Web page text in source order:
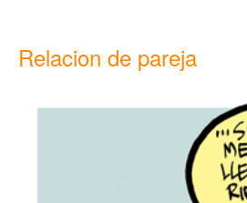
Relacion de pareja